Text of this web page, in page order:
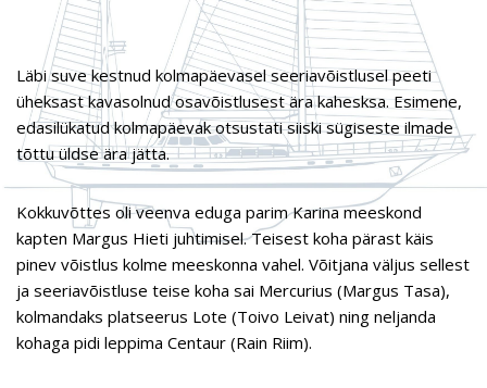
Läbi suve kestnud kolmapäevasel seeriavõistlusel peeti
üheksast kavasolnud osavõistlusest ära kahesksa. Esimene,
edasilükatud kolmapäevak otsustati siiski sügiseste ilmade
tõttu üldse ära jätta.
Kokkuvõttes oli veenva eduga parim Karina meeskond
kapten Margus Hieti juhtimisel. Teisest koha pärast käis
pinev võistlus kolme meeskonna vahel. Võitjana väljus sellest
ja seeriavõistluse teise koha sai Mercurius (Margus Tasa),
kolmandaks platseerus Lote (Toivo Leivat) ning neljanda
kohaga pidi leppima Centaur (Rain Riim).